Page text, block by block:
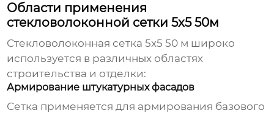
Области применения
стекловолоконной сетки 5x5 50м
Стекловолоконная сетка 5x5 50 м широко
используется в различных областях
строительства и отделки:
Армирование штукатурных фасадов
Сетка применяется для армирования базового